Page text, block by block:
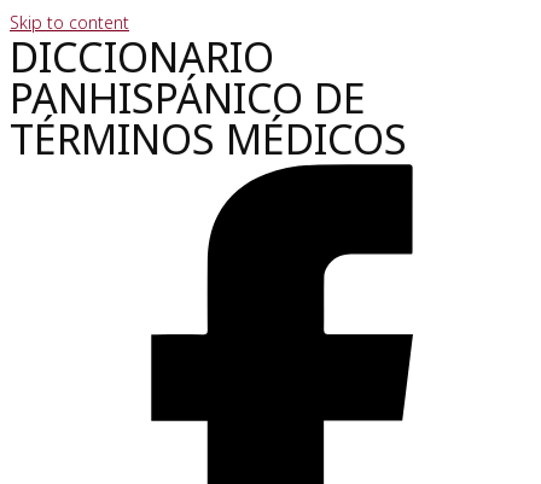
Skip to content
DICCIONARIO
PANHISPÁNICO DE
TÉRMINOS MÉDICOS